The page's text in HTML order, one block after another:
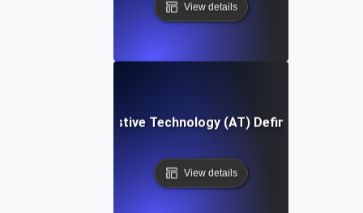
View details
Assistive Technology (AT) Definition
View details